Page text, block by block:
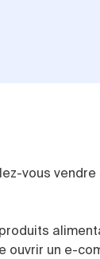
vous vendre
ouvrir un e-